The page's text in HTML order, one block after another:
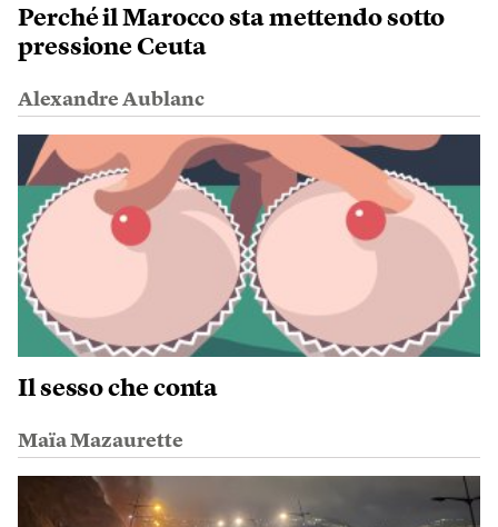
Perché il Marocco sta mettendo sotto
pressione Ceuta
Alexandre Aublanc
Il sesso che conta
Maïa Mazaurette